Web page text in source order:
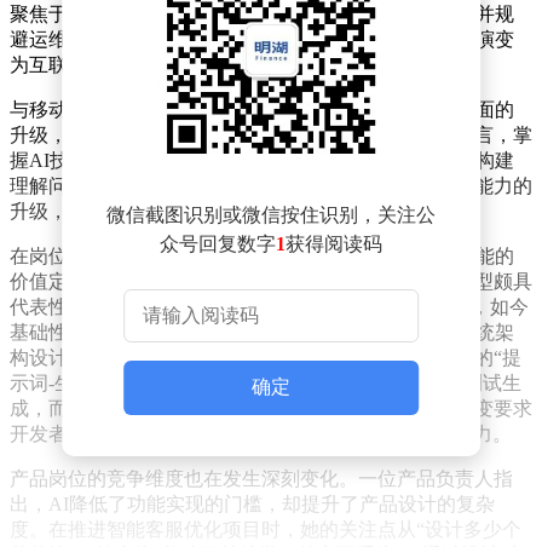
聚焦于如何通过AI优化功能体验、辅助代码生成、预测并规
避运维风险。这种变化标志着AI已从独立的技术分支，演变
为互联网工作的底层支撑。
与移动互联网时代的转型相比，AI带来的不仅是工具层面的
升级，更引发了思维方式的根本性转变。对于从业者而言，掌
握AI技术已超越单纯学习新工具的范畴，而是需要重新构建
理解问题、拆解任务和验证效果的逻辑框架。这种底层能力的
升级，正在重新定义互联网工作的核心价值。
在岗位层面，AI正在重构开发、产品与运维三大核心职能的
价值定位。以开发岗位为例，一位资深后端工程师的转型颇具
代表性：过去70%的时间用于编写业务逻辑与调试代码，如今
基础性编码工作逐渐由AI工具承担，其工作重心转向系统架
构设计、模块接口定义以及人机协作流程优化。他设计的“提
示词-生成-审核-集成”机制，让AI负责框架搭建与单元测试生
成，而自身则专注于核心算法与异常处理逻辑。这种转变要求
开发者不仅要精通技术，更要具备“管理”AI创造力的能力。
产品岗位的竞争维度也在发生深刻变化。一位产品负责人指
出，AI降低了功能实现的门槛，却提升了产品设计的复杂
度。在推进智能客服优化项目时，她的关注点从“设计多少个
微信截图识别或微信按住识别，关注公
众号回复数字1获得阅读码
确定